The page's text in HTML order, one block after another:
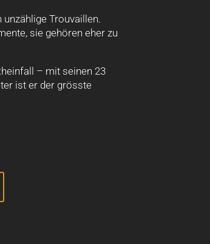
Trouvaillen.
sie gehören eher zu
– mit seinen 23
ist er der grösste